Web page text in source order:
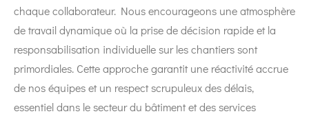
chaque collaborateur. Nous encourageons une atmosphère
de travail dynamique où la prise de décision rapide et la
responsabilisation individuelle sur les chantiers sont
primordiales. Cette approche garantit une réactivité accrue
de nos équipes et un respect scrupuleux des délais,
essentiel dans le secteur du bâtiment et des services